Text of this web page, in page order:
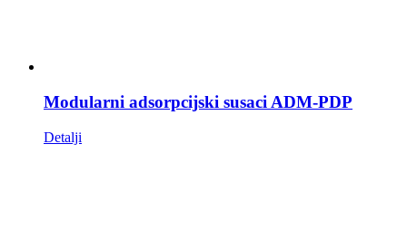
Modularni adsorpcijski susaci ADM-PDP
Detalji